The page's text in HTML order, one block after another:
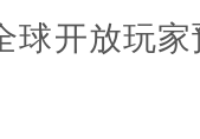
球开放玩